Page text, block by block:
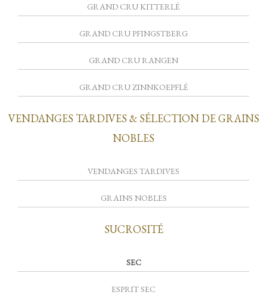
GRAND CRU KITTERLÉ
GRAND CRU PFINGSTBERG
GRAND CRU RANGEN
GRAND CRU ZINNKOEPFLÉ
VENDANGES TARDIVES & SÉLECTION DE GRAINS
NOBLES
VENDANGES TARDIVES
GRAINS NOBLES
SUCROSITÉ
SEC
ESPRIT SEC